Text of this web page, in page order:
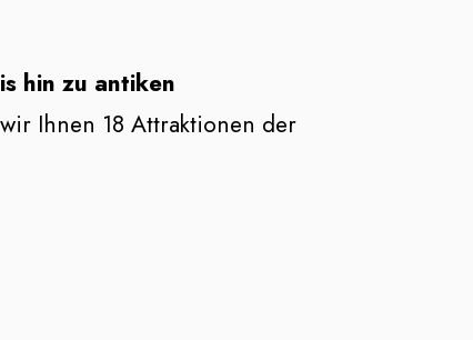
hin zu antiken
Ihnen 18 Attraktionen der